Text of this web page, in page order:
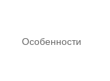
Особенности